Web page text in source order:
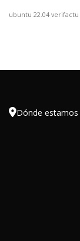
ubuntu 22.04 verifactu
Dónde estamos